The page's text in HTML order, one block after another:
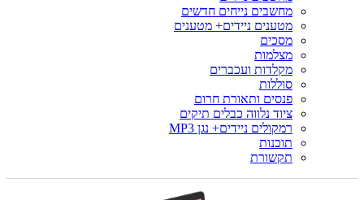
מחשבים נייחים חדשים
מטענים ניידים+ מטענים
מסכים
מצלמות
מקלדות ועכברים
סוללות
פנסים ותאורת חרום
ציוד נלווה כבלים תיקים
רמקולים ניידים+ נגן MP3
תוכנות
תקשורת